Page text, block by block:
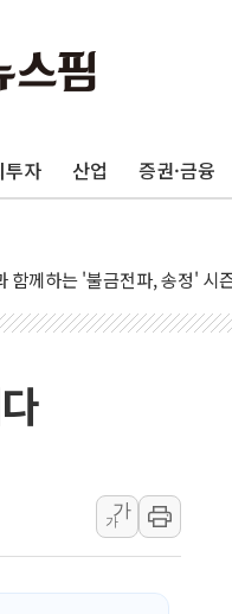
투자 산업 증권·금융
군 "오산기지 누출, 백린 아닌
함께하는 '불금전파, 송정' 시
폭염특보 11일째…온열질환
] 39도 폭염 속 잠실 개표소 시
전라권 폭염중대경보 확대…
레버리지 줄었지만, 반도체 두
가전제품 창고서 화재…차량 3
북한, 원산서 동해상 단거리 탄
구 오피스 78%가 준공 10
저 이전 봐주기 감사' 유병호
가
가